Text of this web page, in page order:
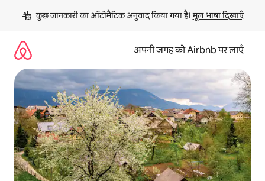
छोड़कर
कॉन्टेंट
कुछ जानकारी का ऑटोमैटिक अनुवाद किया गया है। मूल भाषा दिखाएँ
अपनी जगह को Airbnb पर लाएँ